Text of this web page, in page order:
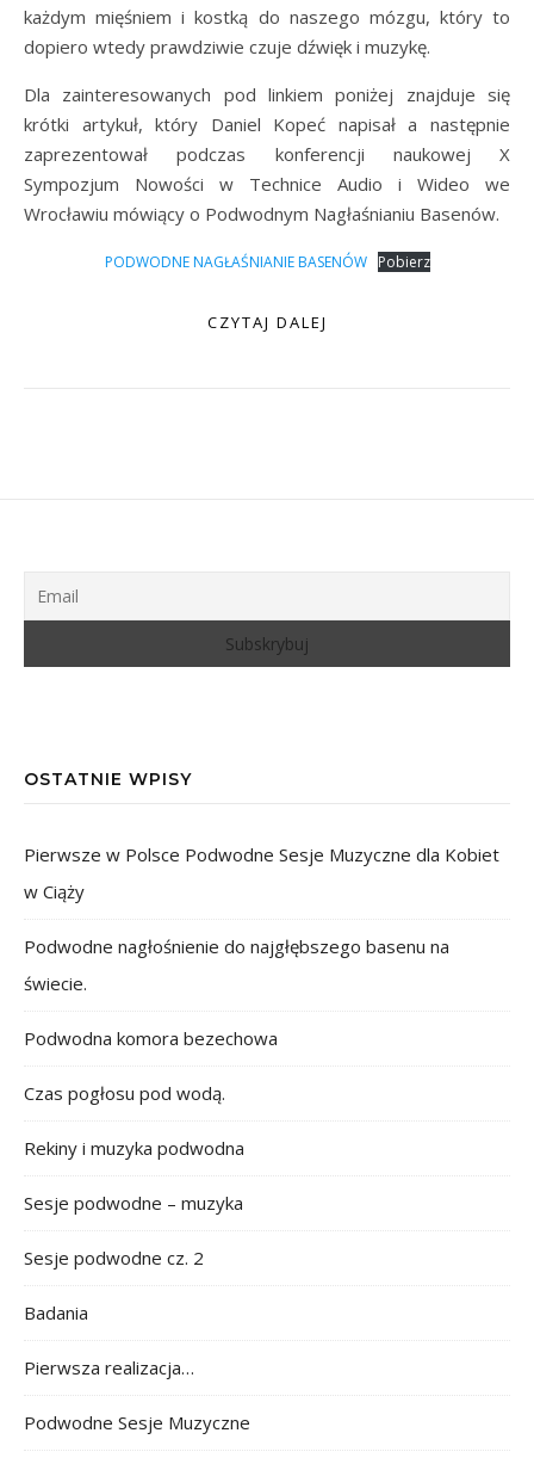
każdym mięśniem i kostką do naszego mózgu, który to
dopiero wtedy prawdziwie czuje dźwięk i muzykę.
Dla zainteresowanych pod linkiem poniżej znajduje się
krótki artykuł, który Daniel Kopeć napisał a następnie
zaprezentował podczas konferencji naukowej X
Sympozjum Nowości w Technice Audio i Wideo we
Wrocławiu mówiący o Podwodnym Nagłaśnianiu Basenów.
PODWODNE NAGŁAŚNIANIE BASENÓW Pobierz
CZYTAJ DALEJ
OSTATNIE WPISY
Pierwsze w Polsce Podwodne Sesje Muzyczne dla Kobiet
w Ciąży
Podwodne nagłośnienie do najgłębszego basenu na
świecie.
Podwodna komora bezechowa
Czas pogłosu pod wodą.
Rekiny i muzyka podwodna
Sesje podwodne – muzyka
Sesje podwodne cz. 2
Badania
Pierwsza realizacja…
Podwodne Sesje Muzyczne